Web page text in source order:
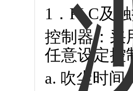
1．PLC及
控制器：采
任意设定控
a. 吹尘时